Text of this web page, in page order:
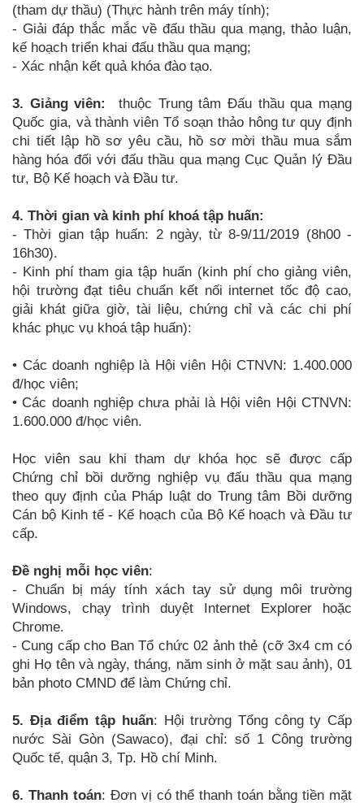
(tham dự thầu) (Thực hành trên máy tính);
- Giải đáp thắc mắc về đấu thầu qua mạng, thảo luận,
kế hoạch triển khai đấu thầu qua mạng;
- Xác nhận kết quả khóa đào tạo.
3. Giảng viên:
thuộc Trung tâm Đấu thầu qua mạng
Quốc gia, và thành viên Tổ soạn thảo hông tư quy định
chi tiết lập hồ sơ yêu cầu, hồ sơ mời thầu mua sắm
hàng hóa đối với đấu thầu qua mạng Cục Quản lý Đầu
tư, Bộ Kế hoạch và Đầu tư.
4. Thời gian và kinh phí khoá tập huấn:
- Thời gian tập huấn: 2 ngày, từ 8-9/11/2019 (8h00 -
16h30).
- Kinh phí tham gia tập huấn (kinh phí cho giảng viên,
hội trường đạt tiêu chuẩn kết nối internet tốc độ cao,
giải khát giữa giờ, tài liệu, chứng chỉ và các chi phí
khác phục vụ khoá tập huấn):
• Các doanh nghiệp là Hội viên Hội CTNVN: 1.400.000
đ/học viên;
• Các doanh nghiệp chưa phải là Hội viên Hội CTNVN:
1.600.000 đ/học viên.
Học viên sau khi tham dự khóa học sẽ được cấp
Chứng chỉ bồi dưỡng nghiệp vụ đấu thầu qua mạng
theo quy định của Pháp luật do Trung tâm Bồi dưỡng
Cán bộ Kinh tế - Kế hoạch của Bộ Kế hoạch và Đầu tư
cấp.
Đề nghị mỗi học viên:
-
Chuẩn bị máy tính xách tay sử dụng môi trường
Windows, chạy trình duyệt Internet Explorer hoặc
Chrome.
- Cung cấp cho Ban Tổ chức 02 ảnh thẻ (cỡ 3x4 cm có
ghi Họ tên và ngày, tháng, năm sinh ở mặt sau ảnh), 01
bản photo CMND để làm Chứng chỉ.
5. Địa điểm tập huấn: Hội trường Tổng công ty Cấp
nước Sài Gòn (Sawaco), đại chỉ: số 1 Công trường
Quốc tế, quận 3, Tp. Hồ chí Minh.
6. Thanh toán: Đơn vị có thể thanh toán bằng tiền mặt